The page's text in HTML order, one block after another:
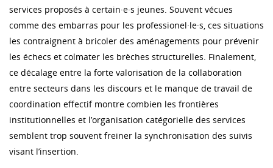
services proposés à certain·e·s jeunes. Souvent vécues
comme des embarras pour les professionel·le·s, ces situations
les contraignent à bricoler des aménagements pour prévenir
les échecs et colmater les brèches structurelles. Finalement,
ce décalage entre la forte valorisation de la collaboration
entre secteurs dans les discours et le manque de travail de
coordination effectif montre combien les frontières
institutionnelles et l’organisation catégorielle des services
semblent trop souvent freiner la synchronisation des suivis
visant l’insertion.